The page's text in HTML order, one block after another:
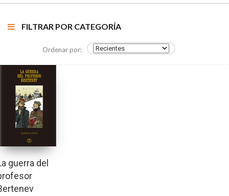
FILTRAR POR CATEGORÍA
Ordenar por:
guerra del